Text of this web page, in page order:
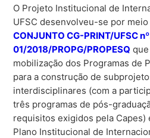
O Projeto Institucional de
UFSC desenvolveu-se por meio
CONJUNTO CG-PRINT/UFSC
01/2018/PROPG/PROPESQ
mobilização dos Programas de
para a construção de
interdisciplinares (com a
três programas de pós-
requisitos exigidos pela Capes)
Plano Institucional de